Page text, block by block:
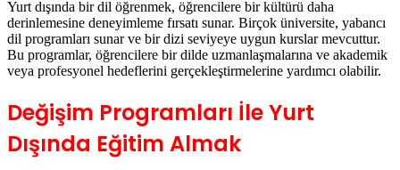
dil programları sunar ve bir dizi seviyeye uygun kurslar mevcuttur.
Bu programlar, öğrencilere bir dilde uzmanlaşmalarına ve akademik
veya profesyonel hedeflerini gerçekleştirmelerine yardımcı olabilir.
Değişim Programları İle Yurt
Dışında Eğitim Almak
Birçok üniversite, öğrencilerin birkaç ay veya bir yıl boyunca